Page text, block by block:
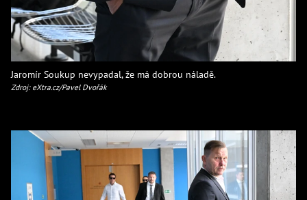
Jaromír Soukup nevypadal, že má dobrou náladě.
Zdroj: eXtra.cz/Pavel Dvořák